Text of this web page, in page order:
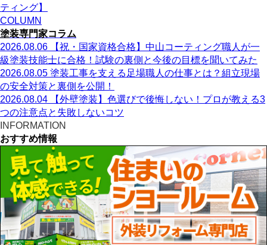
ティング】
COLUMN
塗装専門家コラム
2026.08.06
【祝・国家資格合格】中山コーティング職人が一
級塗装技能士に合格！試験の裏側と今後の目標を聞いてみた
2026.08.05 塗装工事を支える足場職人の仕事とは？組立現場
の安全対策と裏側を公開！
2026.08.04
【外壁塗装】色選びで後悔しない！プロが教える3
つの注意点と失敗しないコツ
INFORMATION
おすすめ情報